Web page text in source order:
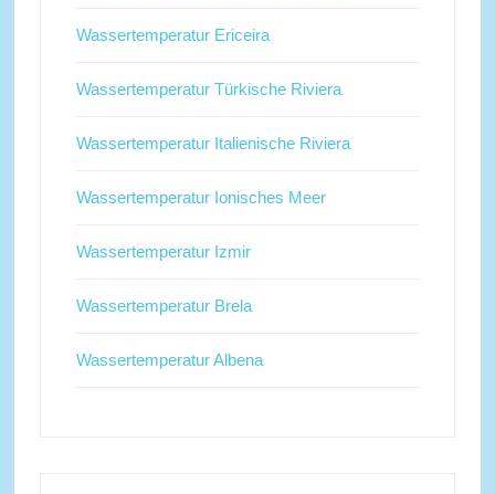
Wassertemperatur Ericeira
Wassertemperatur Türkische Riviera
Wassertemperatur Italienische Riviera
Wassertemperatur Ionisches Meer
Wassertemperatur Izmir
Wassertemperatur Brela
Wassertemperatur Albena